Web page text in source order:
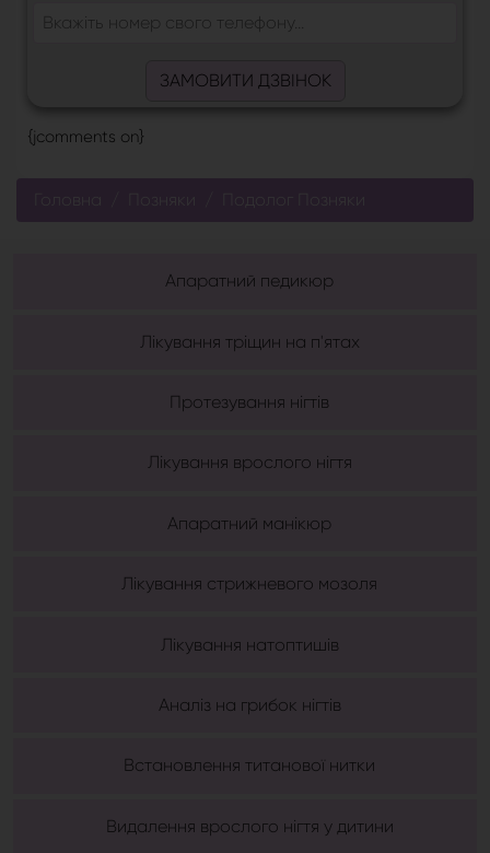
ЗАМОВИТИ ДЗВІНОК
{jcomments on}
Головна
Апаратний педикюр
Лікування тріщин на п'ятах
Протезування нігтів
Лікування врослого нігтя
Апаратний манікюр
Лікування стрижневого мозоля
Лікування натоптишів
Аналіз на грибок нігтів
Встановлення титанової нитки
Видалення врослого нігтя у дитини